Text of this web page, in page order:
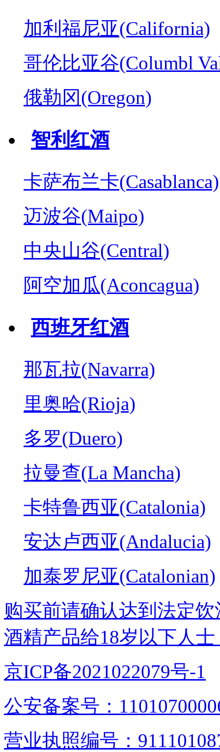
加利福尼亚(California)
哥伦比亚谷(Columbl
俄勒冈(Oregon)
智利红酒
卡萨布兰卡(Casablanca)
迈波谷(Maipo)
中央山谷(Central)
阿空加瓜(Aconcagua)
西班牙红酒
那瓦拉(Navarra)
里奥哈(Rioja)
多罗(Duero)
拉曼查(La Mancha)
卡特鲁西亚(Catalonia)
安达卢西亚(Andalucia)
加泰罗尼亚(Catalonian)
购买前请确认达到法定
酒精产品给18岁以下人士
京ICP备2021022079号-1
公安备案号：
营业执照编号：